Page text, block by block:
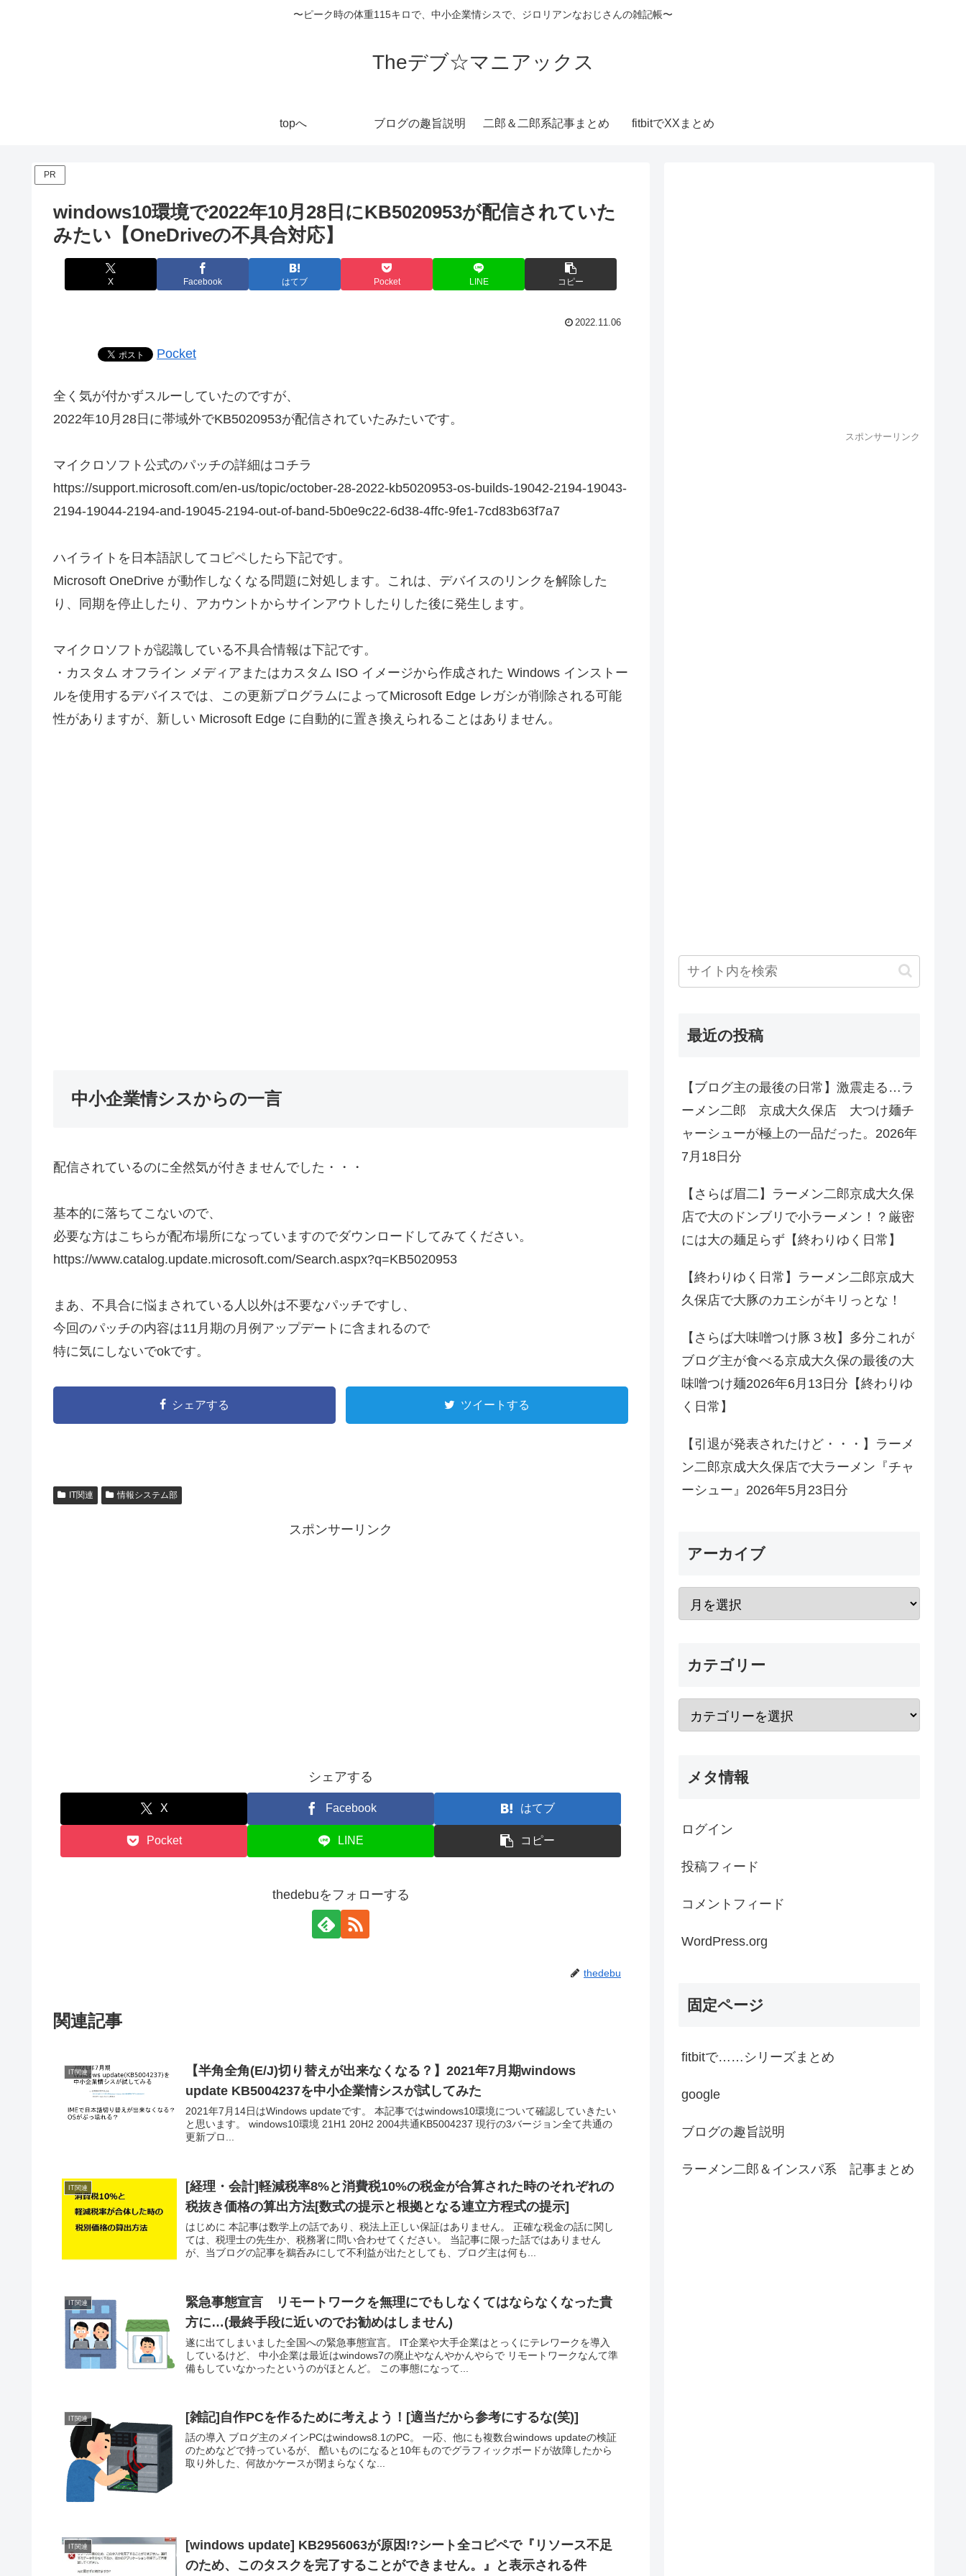
〜ピーク時の体重115キロで、中小企業情シスで、ジロリアンなおじさんの雑記帳〜
Theデブ☆マニアックス
topへ ブログの趣旨説明 二郎＆二郎系記事まとめ fitbitでXXまとめ
PR
windows10環境で2022年10月28日にKB5020953が配信されていた
みたい【OneDriveの不具合対応】
X Facebook はてブ Pocket LINE コピー
2022.11.06
Pocket
全く気が付かずスルーしていたのですが、
2022年10月28日に帯域外でKB5020953が配信されていたみたいです。
マイクロソフト公式のパッチの詳細はコチラ
https://support.microsoft.com/en-us/topic/october-28-2022-kb5020953-os-builds-19042-2194-19043-
2194-19044-2194-and-19045-2194-out-of-band-5b0e9c22-6d38-4ffc-9fe1-7cd83b63f7a7
ハイライトを日本語訳してコピペしたら下記です。
Microsoft OneDrive が動作しなくなる問題に対処します。これは、デバイスのリンクを解除した
り、同期を停止したり、アカウントからサインアウトしたりした後に発生します。
マイクロソフトが認識している不具合情報は下記です。
・カスタム オフライン メディアまたはカスタム ISO イメージから作成された Windows インストー
ルを使用するデバイスでは、この更新プログラムによってMicrosoft Edge レガシが削除される可能
性がありますが、新しい Microsoft Edge に自動的に置き換えられることはありません。
中小企業情シスからの一言
配信されているのに全然気が付きませんでした・・・
基本的に落ちてこないので、
必要な方はこちらが配布場所になっていますのでダウンロードしてみてください。
https://www.catalog.update.microsoft.com/Search.aspx?q=KB5020953
まあ、不具合に悩まされている人以外は不要なパッチですし、
今回のパッチの内容は11月期の月例アップデートに含まれるので
特に気にしないでokです。
シェアする ツイートする
IT関連 情報システム部
スポンサーリンク
シェアする
X Facebook はてブ
Pocket LINE コピー
thedebuをフォローする
thedebu
関連記事
IT関連
【半角全角(E/J)切り替えが出来なくなる？】2021年7月期windows
update KB5004237を中小企業情シスが試してみた
2021年7月14日はWindows updateです。 本記事ではwindows10環境について確認していきたい
と思います。 windows10環境 21H1 20H2 2004共通KB5004237 現行の3バージョン全て共通の
更新プロ...
IT関連
[経理・会計]軽減税率8%と消費税10%の税金が合算された時のそれぞれの
税抜き価格の算出方法[数式の提示と根拠となる連立方程式の提示]
はじめに 本記事は数学上の話であり、税法上正しい保証はありません。 正確な税金の話に関し
ては、税理士の先生か、税務署に問い合わせてください。 当記事に限った話ではありません
が、当ブログの記事を鵜呑みにして不利益が出たとしても、ブログ主は何も...
IT関連
緊急事態宣言 リモートワークを無理にでもしなくてはならなくなった貴
方に…(最終手段に近いのでお勧めはしません)
遂に出てしまいました全国への緊急事態宣言。 IT企業や大手企業はとっくにテレワークを導入
しているけど、 中小企業は最近はwindows7の廃止やなんやかんやらで リモートワークなんて準
備もしていなかったというのがほとんど。 この事態になって...
IT関連 [雑記]自作PCを作るために考えよう！[適当だから参考にするな(笑)]
話の導入 ブログ主のメインPCはwindows8.1のPC。 一応、他にも複数台windows updateの検証
のためなどで持っているが、 酷いものになると10年ものでグラフィックボードが故障したから
取り外した、何故かケースが閉まらなくな...
IT関連
[windows update] KB2956063が原因!?シート全コピペで『リソース不足
のため、このタスクを完了することができません。』と表示される件
スポンサーリンク
最近の投稿
【ブログ主の最後の日常】激震走る…ラ
ーメン二郎 京成大久保店 大つけ麺チ
ャーシューが極上の一品だった。2026年
7月18日分
【さらば眉二】ラーメン二郎京成大久保
店で大のドンブリで小ラーメン！？厳密
には大の麺足らず【終わりゆく日常】
【終わりゆく日常】ラーメン二郎京成大
久保店で大豚のカエシがキリっとな！
【さらば大味噌つけ豚３枚】多分これが
ブログ主が食べる京成大久保の最後の大
味噌つけ麺2026年6月13日分【終わりゆ
く日常】
【引退が発表されたけど・・・】ラーメ
ン二郎京成大久保店で大ラーメン『チャ
ーシュー』2026年5月23日分
アーカイブ
カテゴリー
メタ情報
ログイン
投稿フィード
コメントフィード
WordPress.org
固定ページ
fitbitで……シリーズまとめ
google
ブログの趣旨説明
ラーメン二郎＆インスパ系 記事まとめ